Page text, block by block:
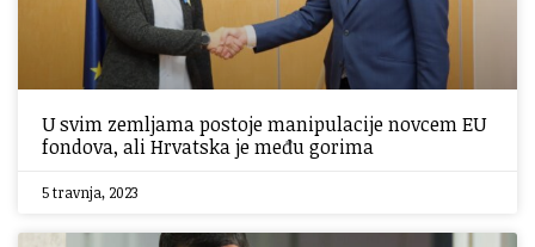
U svim zemljama postoje manipulacije novcem EU
fondova, ali Hrvatska je među gorima
5 travnja, 2023